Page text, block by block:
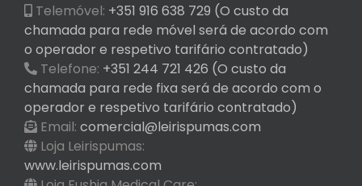
Telemóvel: +351 916 638 729 (O custo da
chamada para rede móvel será de acordo com
o operador e respetivo tarifário contratado)
Telefone: +351 244 721 426 (O custo da
chamada para rede fixa será de acordo com o
operador e respetivo tarifário contratado)
Email: comercial@leirispumas.com
Loja Leirispumas:
www.leirispumas.com